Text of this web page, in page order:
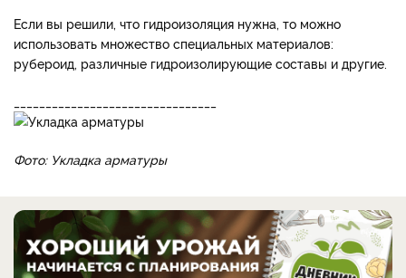
Ес­ли вы решили, что гидроизоляция нужна, то можно
использовать множество специальных материалов:
рубероид, различные гидрои­золирующие составы и другие.
Фото: Укладка арматуры